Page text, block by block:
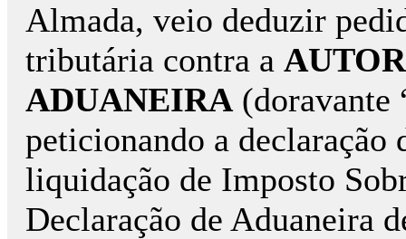
Almada, veio dedu­zir
tributária contra a
ADUA­NEI­­RA (doravante
peticionando a declaração
liquidação de Imposto
Declaração de Aduaneira